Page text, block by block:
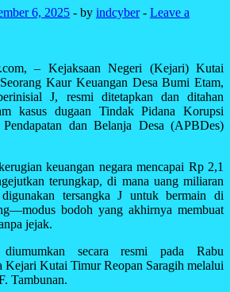
6, 2025 - by indcyber- Leave a
– Kejaksaan Negeri (Kejari) Kutai
Kaur Keuangan Desa Bumi Etam,
J, resmi ditetapkan dan ditahan
kasus dugaan Tindak Pidana Korupsi
dan Belanja Desa (APBDes)
keuangan negara mencapai Rp 2,1
terungkap, di mana uang miliaran
tersangka J untuk bermain di
bodoh yang akhirnya membuat
jejak.
diumumkan secara resmi pada Rabu
Kejari Kutai Timur Reopan Saragih melalui
Tambunan.